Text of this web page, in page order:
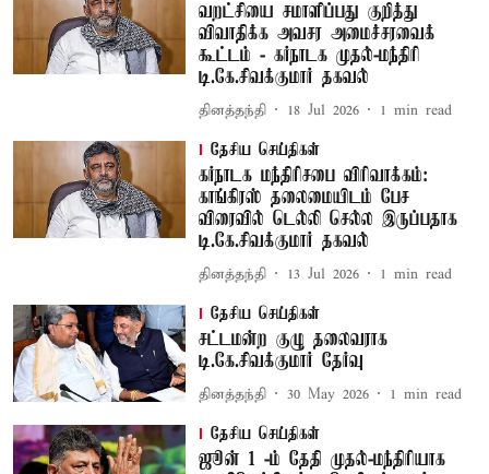
வறட்சியை சமாளிப்பது குறித்து
விவாதிக்க அவசர அமைச்சரவைக்
கூட்டம் - கர்நாடக முதல்-மந்திரி
டி.கே.சிவக்குமார் தகவல்
தினத்தந்தி 18 Jul 2026 1 min read
தேசிய செய்திகள்
கர்நாடக மந்திரிசபை விரிவாக்கம்:
காங்கிரஸ் தலைமையிடம் பேச
விரைவில் டெல்லி செல்ல இருப்பதாக
டி.கே.சிவக்குமார் தகவல்
தினத்தந்தி 13 Jul 2026 1 min read
தேசிய செய்திகள்
சட்டமன்ற குழு தலைவராக
டி.கே.சிவக்குமார் தேர்வு
தினத்தந்தி 30 May 2026 1 min read
தேசிய செய்திகள்
ஜூன் 1 -ம் தேதி முதல்-மந்திரியாக